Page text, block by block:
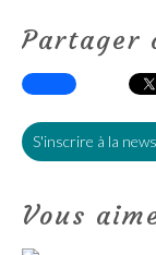
Partager
S'inscrire à la
Vous